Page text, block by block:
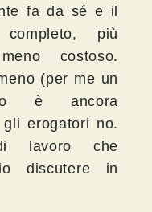
fa da sé e il
più
costoso.
(per me un
è ancora
erogatori no.
lavoro che
discutere in